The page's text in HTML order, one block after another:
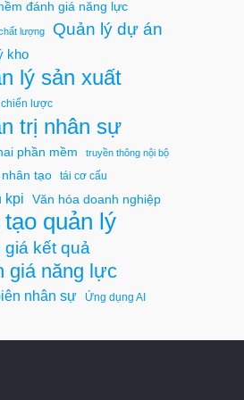
đánh giá năng lực
lượng Quản lý dự án
kho
lý sản xuất
lược
trị nhân sự
phần mềm truyền thông nội bộ
tạo tái cơ cấu
kpi Văn hóa doanh nghiệp
tạo quản lý
giá kết quả
giá năng lực
nhân sự Ứng dụng AI